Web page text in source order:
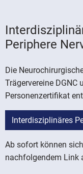
Periphere
Die
Trägervereine DGNC
Personenzertifikat
Interdisziplinäres
Ab sofort können
nachfolgendem Link